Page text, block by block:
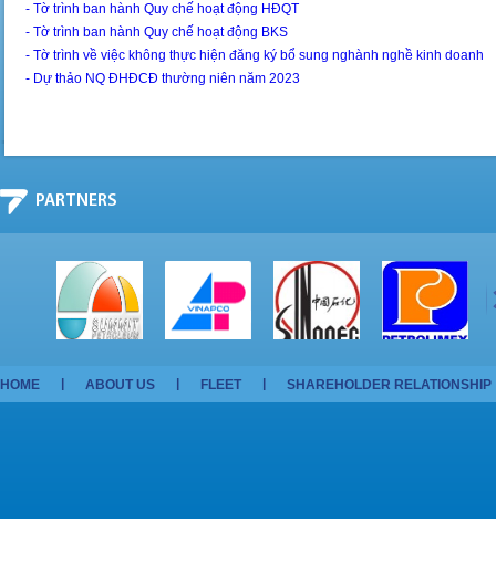
- Tờ trình ban hành Quy chế hoạt động HĐQT
- Tờ trình ban hành Quy chế hoạt động BKS
- Tờ trình về việc không thực hiện đăng ký bổ sung nghành nghề kinh doanh
- Dự thảo NQ ĐHĐCĐ thường niên năm 2023
PARTNERS
HOME ABOUT US FLEET SHAREHOLDER RELATIONSHIP